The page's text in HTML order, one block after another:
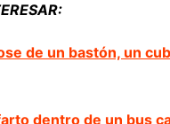
de un bastón, un
dentro de un bus